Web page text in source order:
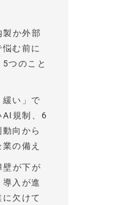
か外部
む前に
つのこと
緩い」で
AI規制、6
向から
の備え
が下が
導入が進
欠けて